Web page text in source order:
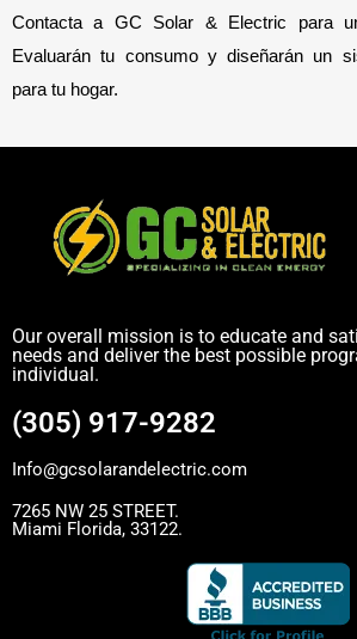
Contacta a GC Solar & Electric para
Evaluarán tu consumo y diseñarán un
para tu hogar.
Our overall mission is to educate and
needs and deliver the best possible
individual.
(305) 917-9282
Info@gcsolarandelectric.com
7265 NW 25 STREET.
Miami Florida, 33122.